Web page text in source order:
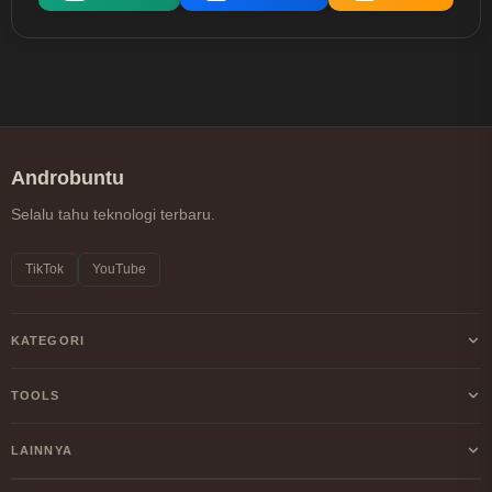
Androbuntu
Selalu tahu teknologi terbaru.
TikTok YouTube
KATEGORI
Android
TOOLS
Kalkulator Profit/Loss Crypto
LAINNYA